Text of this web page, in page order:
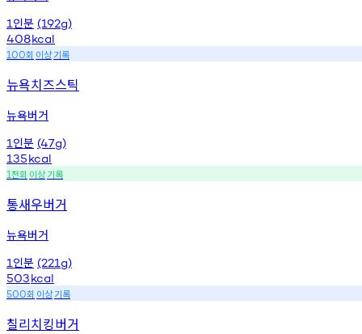
1 인분 (192g)
408kcal
100회 이상기록
뉴욕치즈스틱
뉴욕버거
1 인분 (47g)
135kcal
1천회 이상기록
통새우버거
뉴욕버거
1 인분 (221g)
503kcal
500회 이상기록
칠리치킹버거